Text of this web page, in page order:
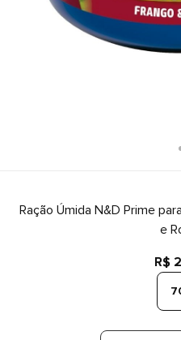
Ração Úmida N&D Prime
e
R$